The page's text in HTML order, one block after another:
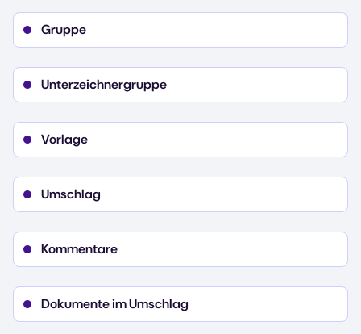
Gruppe
Unterzeichnergruppe
Vorlage
Umschlag
Kommentare
Dokumente im Umschlag